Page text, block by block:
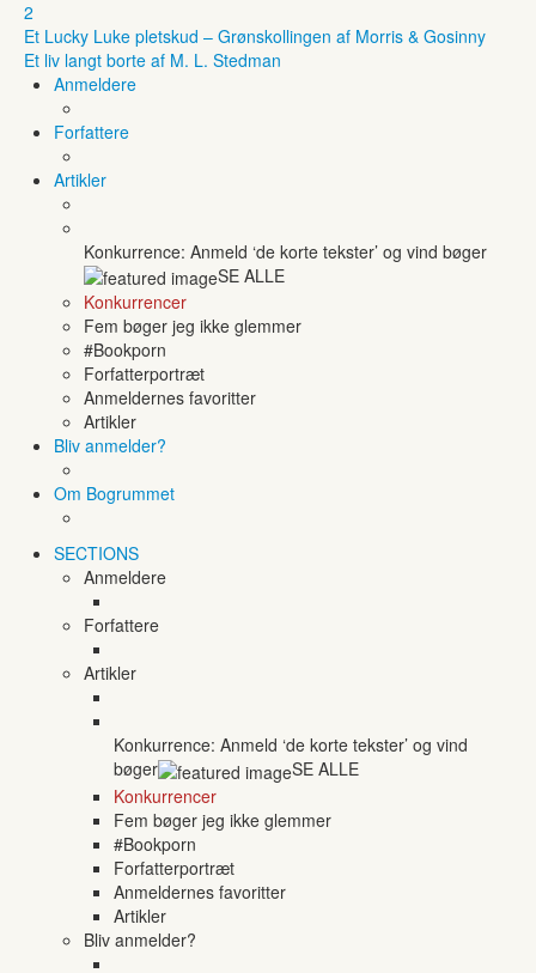
2
Et Lucky Luke pletskud – Grønskollingen af Morris & Gosinny
Et liv langt borte af M. L. Stedman
Anmeldere
Forfattere
Artikler
Konkurrence: Anmeld ‘de korte tekster’ og vind bøger
SE ALLE
Konkurrencer
Fem bøger jeg ikke glemmer
#Bookporn
Forfatterportræt
Anmeldernes favoritter
Artikler
Bliv anmelder?
Om Bogrummet
SECTIONS
Anmeldere
Forfattere
Artikler
Konkurrence: Anmeld ‘de korte tekster’ og vind
bøger
SE ALLE
Konkurrencer
Fem bøger jeg ikke glemmer
#Bookporn
Forfatterportræt
Anmeldernes favoritter
Artikler
Bliv anmelder?